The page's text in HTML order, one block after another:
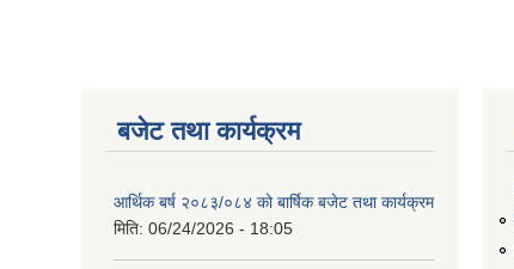
बजेट तथा कार्यक्रम
आर्थिक बर्ष २०८३/०८४ को बार्षिक बजेट तथा कार्यक्रम
मिति: 06/24/2026 - 18:05